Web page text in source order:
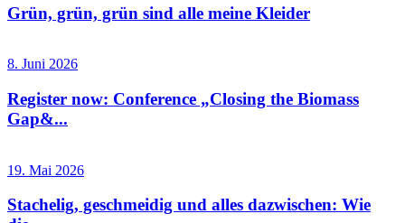
Grün, grün, grün sind alle meine Kleider
8. Juni 2026
Register now: Conference „Closing the Biomass
Gap&...
19. Mai 2026
Stachelig, geschmeidig und alles dazwischen: Wie